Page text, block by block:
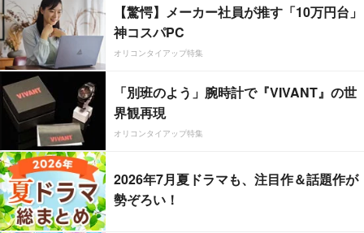
【驚愕】メーカー社員が推す「10万円台」
神コスパPC
オリコンタイアップ特集
「別班のよう」腕時計で『VIVANT』の世
界観再現
オリコンタイアップ特集
2026年7月夏ドラマも、注目作＆話題作が
勢ぞろい！